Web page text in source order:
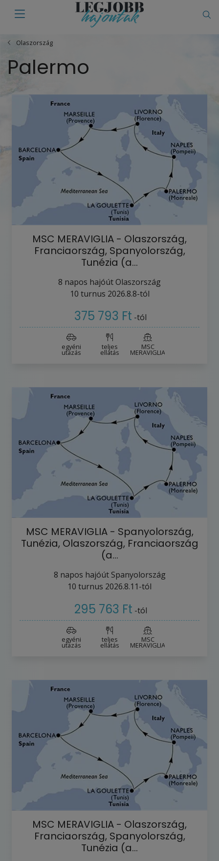
Olaszország
Palermo
MSC MERAVIGLIA - Olaszország,
Franciaország, Spanyolország,
Tunézia (a…
8 napos hajóútOlaszország
10 turnus 2026.8.8-tól
375 793 Ft -tól
egyéni
utazás
teljes
ellátás
MSC
MERAVIGLIA
MSC MERAVIGLIA - Spanyolország,
Tunézia, Olaszország, Franciaország
(a…
8 napos hajóút Spanyolország
10 turnus 2026.8.11-tól
295 763 Ft -tól
egyéni
utazás
teljes
ellátás
MSC
MERAVIGLIA
MSC MERAVIGLIA - Olaszország,
Franciaország, Spanyolország,
Tunézia (a…